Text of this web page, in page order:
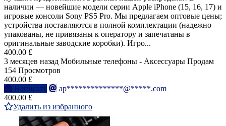
наличии — новейшие модели серии Apple iPhone (15, 16, 17) и
игровые консоли Sony PS5 Pro. Мы предлагаем оптовые цены;
устройства поставляются в полной комплектации (надежно
упакованы, не привязаны к оператору и запечатаны в
оригинальные заводские коробки). Игро...
400.00 £
3 месяцев назад Мобильные телефоны - Аксессуары Продам
154 Просмотров
400.00 £
Написать
ap**************@*****.com
400.00 £
Удалить из избранного